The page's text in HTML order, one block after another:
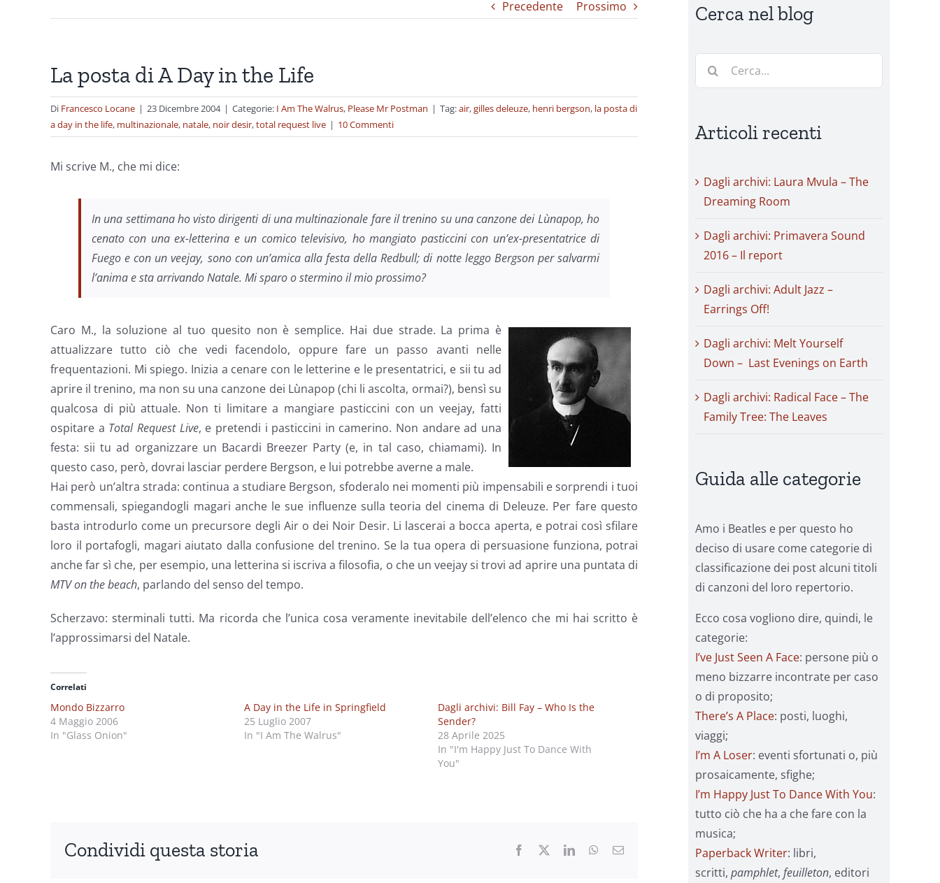
Precedente Prossimo
La posta di A Day in the Life
Di Francesco Locane | 23 Dicembre 2004 | Categorie: I Am The Walrus, Please Mr Postman | Tag:air,gilles deleuze, henri bergson, la posta di
a day in the life, multinazionale, natale, noir desir,total request live | 10 Commenti
Mi scrive M., che mi dice:
In una settimana ho visto dirigenti di una multinazionale fare il trenino su una canzone dei Lùnapop, ho
cenato con una ex-letterina e un comico televisivo, ho mangiato pasticcini con un’ex-presentatrice di
Fuego e con un veejay, sono con un’amica alla festa della Redbull; di notte leggo Bergson per salvarmi
l’anima e sta arrivando Natale. Mi sparo o stermino il mio prossimo?
Caro M., la soluzione al tuo quesito non è semplice. Hai due strade. La prima è
attualizzare tutto ciò che vedi facendolo, oppure fare un passo avanti nelle
frequentazioni. Mi spiego. Inizia a cenare con le letterine e le presentatrici, e sii tu ad
aprire il trenino, ma non su una canzone dei Lùnapop (chi li ascolta, ormai?), bensì su
qualcosa di più attuale. Non ti limitare a mangiare pasticcini con un veejay, fatti
ospitare a Total Request Live, e pretendi i pasticcini in camerino. Non andare ad una
festa: sii tu ad organizzare un Bacardi Breezer Party (e, in tal caso, chiamami). In
questo caso, però, dovrai lasciar perdere Bergson, e lui potrebbe averne a male.
Hai però un’altra strada: continua a studiare Bergson, sfoderalo nei momenti più impensabili e sorprendi i tuoi
commensali, spiegandogli magari anche le sue influenze sulla teoria del cinema di Deleuze. Per fare questo
basta introdurlo come un precursore degli Air o dei Noir Desir. Li lascerai a bocca aperta, e potrai così sfilare
loro il portafogli, magari aiutato dalla confusione del trenino. Se la tua opera di persuasione funziona, potrai
anche far sì che, per esempio, una letterina si iscriva a filosofia, o che un veejay si trovi ad aprire una puntata di
MTV on the beach, parlando del senso del tempo.
Scherzavo: sterminali tutti. Ma ricorda che l’unica cosa veramente inevitabile dell’elenco che mi hai scritto è
l’approssimarsi del Natale.
Correlati
Mondo Bizzarro
4 Maggio 2006
In "Glass Onion"
A Day in the Life in Springfield
25 Luglio 2007
In "I Am The Walrus"
Dagli archivi: Bill Fay – Who Is the
Sender?
28 Aprile 2025
In "I'm Happy Just To Dance With
You"
Condividi questa storia Facebook LinkedInWhatsApp
Email
Cerca nel blog
Cerca
Articoli recenti
Dagli archivi: Laura Mvula – The
Dreaming Room
Dagli archivi: Primavera Sound
2016 – Il report
Dagli archivi: Adult Jazz –
Earrings Off!
Dagli archivi: Melt Yourself
Down – Last Evenings on Earth
Dagli archivi: Radical Face – The
Family Tree: The Leaves
Guida alle categorie
Amo i Beatles e per questo ho
deciso di usare come categorie di
classificazione dei post alcuni titoli
di canzoni del loro repertorio.
Ecco cosa vogliono dire, quindi, le
categorie:
I’ve Just Seen A Face: persone più o
meno bizzarre incontrate per caso
o di proposito;
There’s A Place: posti, luoghi,
viaggi;
I’m A Loser: eventi sfortunati o, più
prosaicamente, sfighe;
I’m Happy Just To Dance With You:
tutto ciò che ha a che fare con la
musica;
Paperback Writer: libri,
scritti, pamphlet, feuilleton, editori